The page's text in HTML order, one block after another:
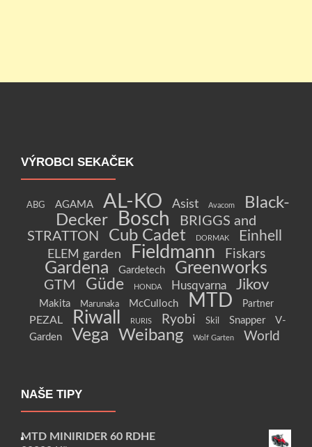
VÝROBCI SEKAČEK
ABG AGAMA AL-KO Asist Avacom
Black-
Decker
Bosch
BRIGGS and
STRATTON
Cub Cadet DORMAK Einhell
ELEM garden Fieldmann Fiskars
Gardena Gardetech Greenworks
GTM Güde HONDA Husqvarna Jikov
Makita Marunaka McCulloch MTD Partner
PEZAL Riwall RURIS Ryobi Skil Snapper
V-
Garden
Vega Weibang Wolf Garten World
NAŠE TIPY
MTD MINIRIDER 60 RDHE